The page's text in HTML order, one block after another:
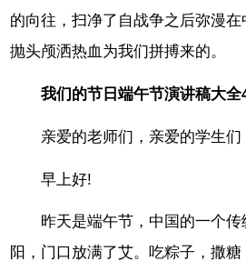
的向往，扫净了自战争之后弥漫在
抛头颅洒热血为我们拼搏来的。
我们的节日端午节演讲稿大全
亲爱的老师们，亲爱的学生们
早上好!
昨天是端午节，中国的一个
阳，门口放满了艾。吃粽子，撒糖